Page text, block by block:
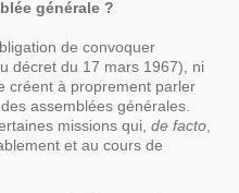
générale ?
de convoquer
décret du 17 mars 1967), ni
créent à proprement parler
assemblées générales.
missions qui,de facto
et au cours de